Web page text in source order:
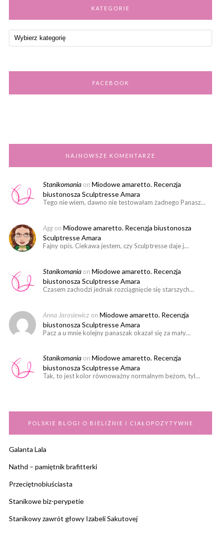
KATEGORIE
FACEBOOK
NAJNOWSZE KOMENTARZE
Stanikomania on Miodowe amaretto. Recenzja
biustonosza Sculptresse Amara
Tego nie wiem, dawno nie testowałam żadnego Panasz…
Agg on Miodowe amaretto. Recenzja biustonosza
Sculptresse Amara
Fajny opis. Ciekawa jestem, czy Sculptresse daje j…
Stanikomania on Miodowe amaretto. Recenzja
biustonosza Sculptresse Amara
Czasem zachodzi jednak rozciągnięcie się starszych…
Anna Jarosiewicz on Miodowe amaretto. Recenzja
biustonosza Sculptresse Amara
Pacz a u mnie kolejny panaszak okazał się za mały…
Stanikomania on Miodowe amaretto. Recenzja
biustonosza Sculptresse Amara
Tak, to jest kolor równoważny normalnym beżom, tyl…
POLSKIE BLOGI O BIELIŹNIE I CIAŁOPOZYTYWNE
Galanta Lala
Nathd – pamiętnik brafitterki
Przeciętnobiuściasta
Stanikowe biz-perypetie
Stanikowy zawrót głowy Izabeli Sakutovej